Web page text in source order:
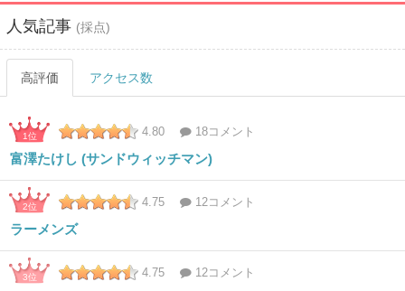
人気記事 (採点)
高評価 アクセス数
1位 4.80 18コメント
富澤たけし (サンドウィッチマン)
2位 4.75 12コメント
ラーメンズ
3位 4.75 12コメント